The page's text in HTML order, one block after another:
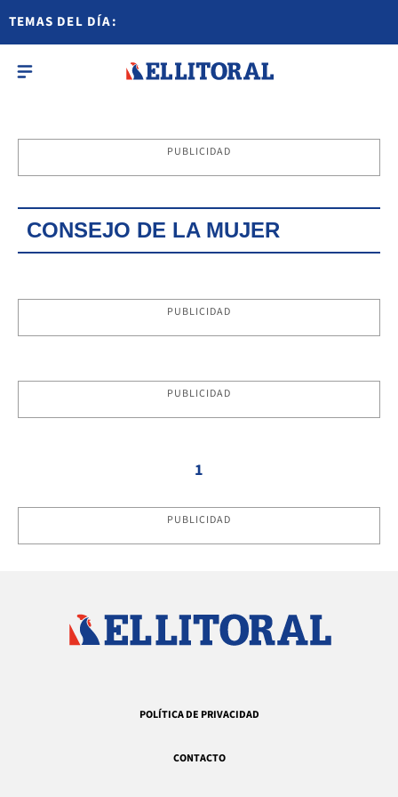
TEMAS DEL DÍA:
PUBLICIDAD
CONSEJO DE LA MUJER
PUBLICIDAD
PUBLICIDAD
1
PUBLICIDAD
POLÍTICA DE PRIVACIDAD
CONTACTO